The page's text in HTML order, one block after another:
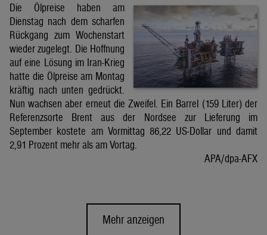
Die Ölpreise haben am
Dienstag nach dem scharfen
Rückgang zum Wochenstart
wieder zugelegt. Die Hoffnung
auf eine Lösung im Iran-Krieg
hatte die Ölpreise am Montag
kräftig nach unten gedrückt.
Nun wachsen aber erneut die Zweifel. Ein Barrel (159 Liter) der
Referenzsorte Brent aus der Nordsee zur Lieferung im
September kostete am Vormittag 86,22 US-Dollar und damit
2,91 Prozent mehr als am Vortag.
APA/dpa-AFX
Mehr anzeigen